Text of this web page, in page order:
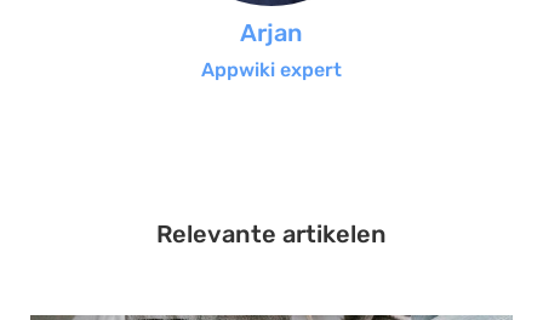
Arjan
Appwiki expert
Relevante artikelen